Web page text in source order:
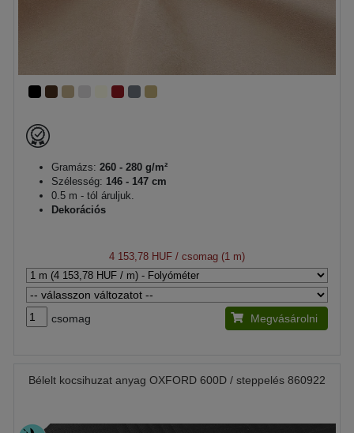
Gramázs: 260 - 280 g/m²
Szélesség: 146 - 147 cm
0.5 m - tól áruljuk.
Dekorációs
4 153,78 HUF / csomag (1 m)
csomag Megvásárolni
Bélelt kocsihuzat anyag OXFORD 600D / steppelés 860922